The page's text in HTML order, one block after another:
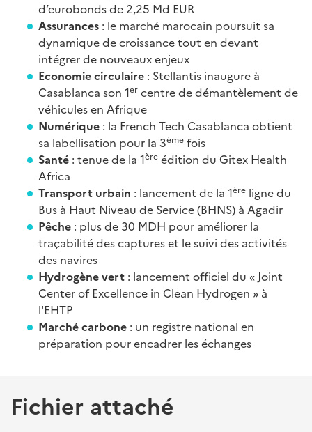
d’eurobonds de 2,25 Md EUR
Assurances : le marché marocain poursuit sa
dynamique de croissance tout en devant
intégrer de nouveaux enjeux
Economie circulaire : Stellantis inaugure à
Casablanca son 1er centre de démantèlement de
véhicules en Afrique
Numérique : la French Tech Casablanca obtient
sa labellisation pour la 3ème fois
Santé : tenue de la 1ère édition du Gitex Health
Africa
Transport urbain : lancement de la 1ère ligne du
Bus à Haut Niveau de Service (BHNS) à Agadir
Pêche : plus de 30 MDH pour améliorer la
traçabilité des captures et le suivi des activités
des navires
Hydrogène vert : lancement officiel du « Joint
Center of Excellence in Clean Hydrogen » à
l'EHTP
Marché carbone : un registre national en
préparation pour encadrer les échanges
Fichier attaché